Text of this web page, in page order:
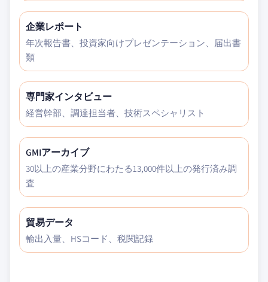
企業レポート
年次報告書、投資家向けプレゼンテーション、届出書
類
専門家インタビュー
経営幹部、調達担当者、技術スペシャリスト
GMIアーカイブ
30以上の産業分野にわたる13,000件以上の発行済み調
査
貿易データ
輸出入量、HSコード、税関記録